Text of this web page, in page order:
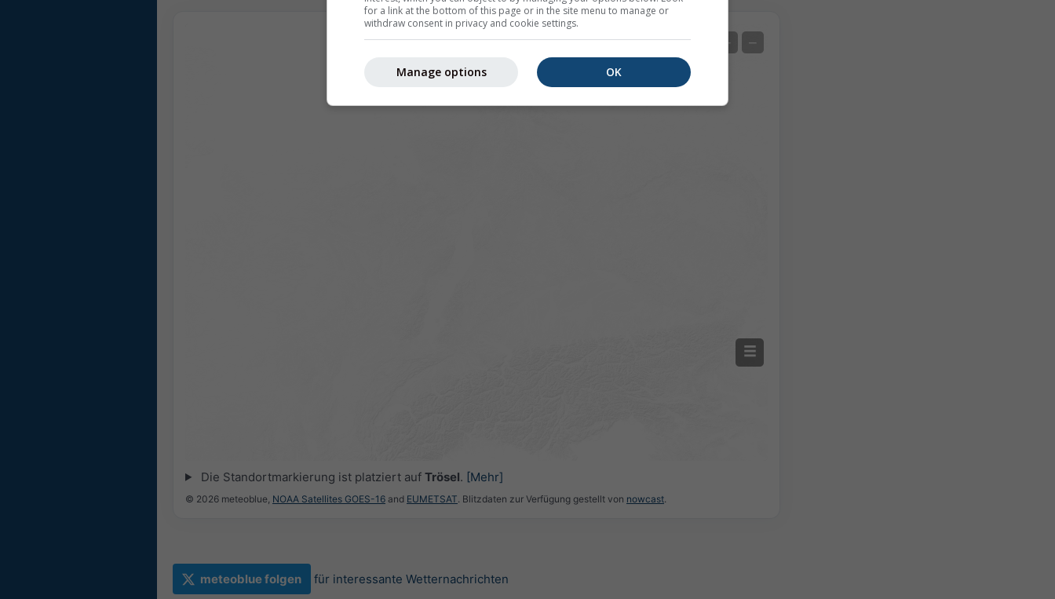
+ −
Die Standortmarkierung ist platziert auf Trösel. [Mehr]
© 2026 meteoblue, NOAA Satellites GOES-16 and EUMETSAT. Blitzdaten zur Verfügung gestellt von nowcast.
meteoblue folgen für interessante Wetternachrichten
for a link at the bottom of this page or in the site menu to manage or
withdraw consent in privacy and cookie settings.
OK
Manage options